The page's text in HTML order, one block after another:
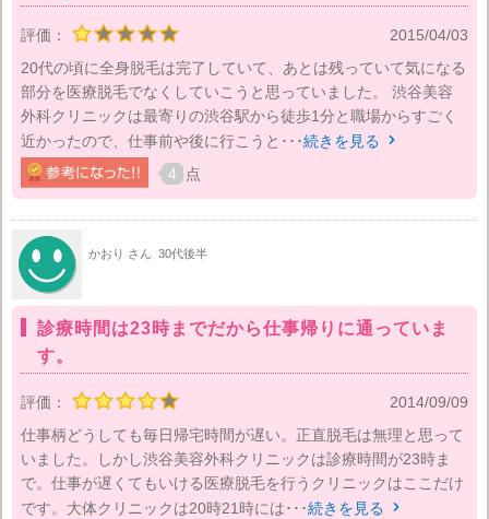
評価：
2015/04/03
20代の頃に全身脱毛は完了していて、あとは残っていて気になる
部分を医療脱毛でなくしていこうと思っていました。 渋谷美容
外科クリニックは最寄りの渋谷駅から徒歩1分と職場からすごく
近かったので、仕事前や後に行こうと･･･続きを見る 
4 点
かおり さん 30代後半
診療時間は23時までだから仕事帰りに通っていま
す。
評価：
2014/09/09
仕事柄どうしても毎日帰宅時間が遅い。正直脱毛は無理と思って
いました。しかし渋谷美容外科クリニックは診療時間が23時ま
で。仕事が遅くてもいける医療脱毛を行うクリニックはここだけ
です。大体クリニックは20時21時には･･･続きを見る 